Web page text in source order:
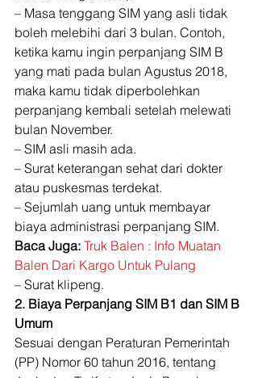
– Masa tenggang SIM yang asli tidak
boleh melebihi dari 3 bulan. Contoh,
ketika kamu ingin perpanjang SIM B
yang mati pada bulan Agustus 2018,
maka kamu tidak diperbolehkan
perpanjang kembali setelah melewati
bulan November.
– SIM asli masih ada.
– Surat keterangan sehat dari dokter
atau puskesmas terdekat.
– Sejumlah uang untuk membayar
biaya administrasi perpanjang SIM.
Baca Juga: Truk Balen : Info Muatan
Balen Dari Kargo Untuk Pulang
– Surat klipeng.
2. Biaya Perpanjang SIM B1 dan SIM B
Umum
Sesuai dengan Peraturan Pemerintah
(PP) Nomor 60 tahun 2016, tentang